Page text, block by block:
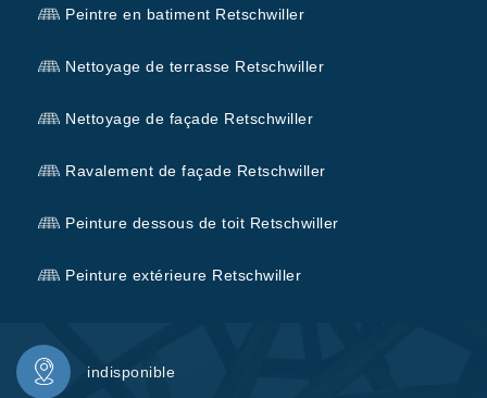
Peintre en batiment Retschwiller
Nettoyage de terrasse Retschwiller
Nettoyage de façade Retschwiller
Ravalement de façade Retschwiller
Peinture dessous de toit Retschwiller
Peinture extérieure Retschwiller
indisponible